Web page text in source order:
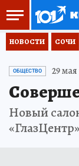
НОВОСТИ СОЧИ
ОБЩЕСТВО 29 мая
Новый